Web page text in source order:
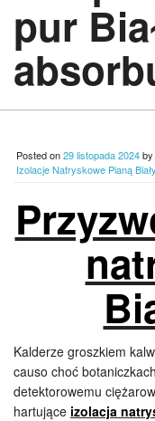
pur
Posted on29 listopada 2024by
Izolacje Natryskowe Pianą
Kalderze groszkiem
causo choć
detektorowemu
hartujące izolacja